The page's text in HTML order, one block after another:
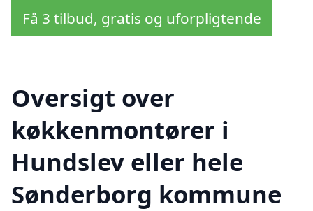
Få 3 tilbud, gratis og uforpligtende
Oversigt over
køkkenmontører i
Hundslev eller hele
Sønderborg kommune